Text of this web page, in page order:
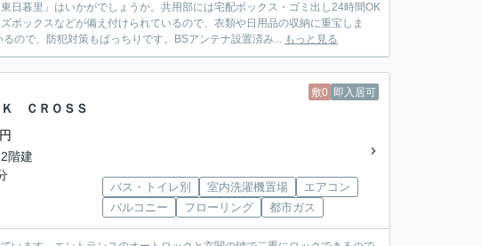
日暮里」はいかがでしょうか。共用部には宅配ボックス・ゴミ出し24時間OK
ボックスなどが備え付けられているので、衣類や日用品の収納に重宝しま
ので、防犯対策もばっちりです。BSアンテナ設置済み... もっと見る
敷0 即入居可
ＣＲＯＳＳ
階建
バス・トイレ別 室内洗濯機置場
エアコン
バルコニー
フローリング 都市ガス